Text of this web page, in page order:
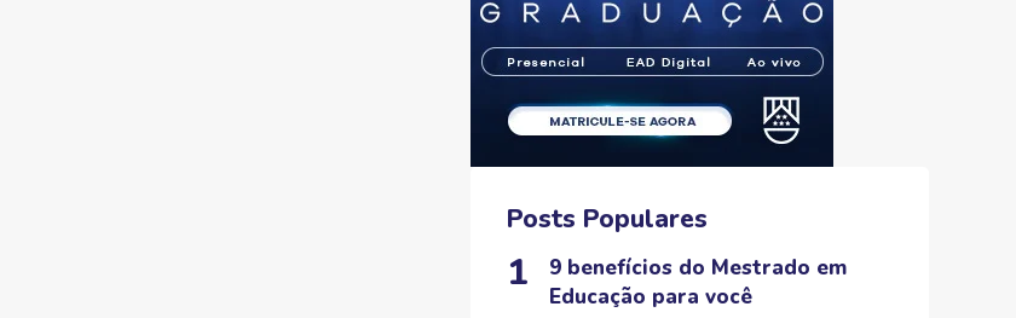
Posts Populares
9 benefícios do Mestrado em
Educação para você